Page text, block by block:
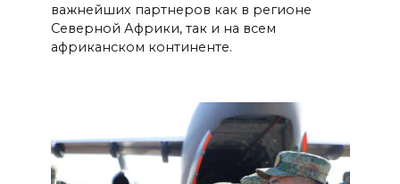
важнейших партнеров как в регионе
Северной Африки, так и на всем
африканском континенте.